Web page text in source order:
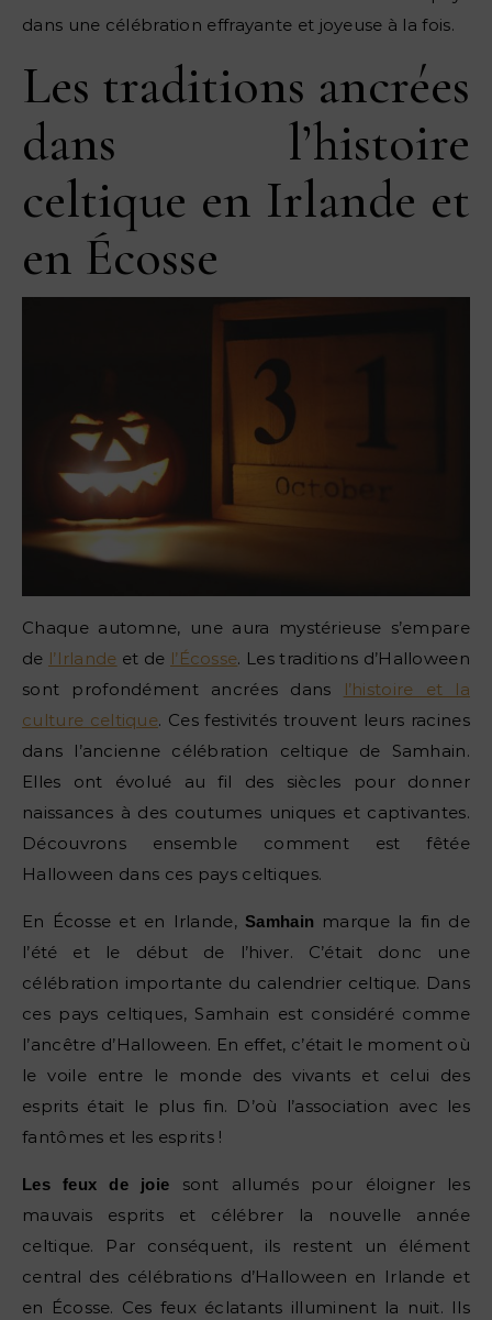
dans une célébration effrayante et joyeuse à la fois.
Les traditions ancrées
dans l’histoire
celtique en Irlande et
en Écosse
Chaque automne, une aura mystérieuse s’empare
de l’Irlande et de l’Écosse. Les traditions d’Halloween
sont profondément ancrées dans
l’histoire et la
culture celtique. Ces festivités trouvent leurs racines
dans l’ancienne célébration celtique de Samhain.
Elles ont évolué au fil des siècles pour donner
naissances à des coutumes uniques et captivantes.
Découvrons ensemble comment est fêtée
Halloween dans ces pays celtiques.
En Écosse et en Irlande, Samhain marque la fin de
l’été et le début de l’hiver. C’était donc une
célébration importante du calendrier celtique. Dans
ces pays celtiques, Samhain est considéré comme
l’ancêtre d’Halloween. En effet, c’était le moment où
le voile entre le monde des vivants et celui des
esprits était le plus fin. D’où l’association avec les
fantômes et les esprits !
Les feux de joie sont allumés pour éloigner les
mauvais esprits et célébrer la nouvelle année
celtique. Par conséquent, ils restent un élément
central des célébrations d’Halloween en Irlande et
en Écosse. Ces feux éclatants illuminent la nuit. Ils